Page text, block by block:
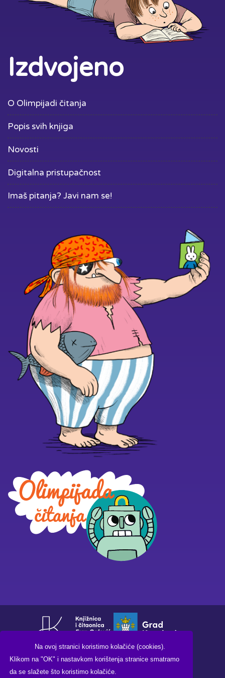
Na ovoj stranici koristimo kolačiće (cookies).
Klikom na "OK" i nastavkom korištenja stranice smatramo
da se slažete što koristimo kolačiće.
Izdvojeno
O Olimpijadi čitanja
Popis svih knjiga
Novosti
Digitalna pristupačnost
Imaš pitanja? Javi nam se!